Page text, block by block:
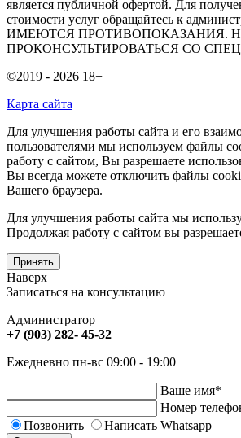
является публичной офертой. Для
стоимости услуг обращайтесь к
ИМЕЮТСЯ ПРОТИВОПОКАЗАНИЯ.
ПРОКОНСУЛЬТИРОВАТЬСЯ СО
©2019 - 2026 18+
Карта сайта
Для улучшения работы сайта и его
пользователями мы используем файлы
работу с сайтом, Вы разрешаете
Вы всегда можете отключить файлы
Вашего браузера.
Для улучшения работы сайта мы
Продолжая работу с сайтом вы
Принять
Наверх
Записаться на консультацию
Администратор
+7 (903) 282- 45-32
Ежедневно пн-вс 09:00 - 19:00
Ваше имя*
Номер
Позвонить
Написать Whatsapp